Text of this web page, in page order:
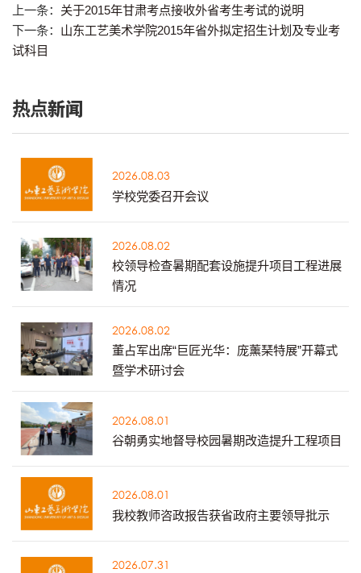
上一条： 关于2015年甘肃考点接收外省考生考试的说明
下一条： 山东工艺美术学院2015年省外拟定招生计划及专业考
试科目
热点新闻
2026.08.03
学校党委召开会议
2026.08.02
校领导检查暑期配套设施提升项目工程进展
情况
2026.08.02
董占军出席“巨匠光华：庞薰琹特展”开幕式
暨学术研讨会
2026.08.01
谷朝勇实地督导校园暑期改造提升工程项目
2026.08.01
我校教师咨政报告获省政府主要领导批示
2026.07.31